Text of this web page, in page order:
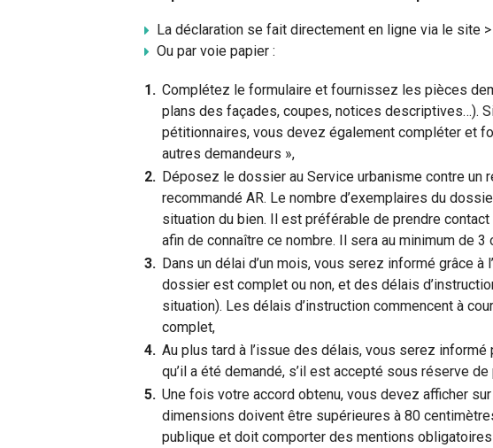
La déclaration se fait directement en ligne via le site >
Ou par voie papier :
Complétez le formulaire et fournissez les pièces
plans des façades, coupes, notices descriptives…).
pétitionnaires, vous devez également compléter et
autres demandeurs »,
Déposez le dossier au Service urbanisme contre un
recommandé AR. Le nombre d’exemplaires du
situation du bien. Il est préférable de prendre
afin de connaître ce nombre. Il sera au minimum de 3
Dans un délai d’un mois, vous serez informé grâce à
dossier est complet ou non, et des délais
situation). Les délais d’instruction commencent à
complet,
Au plus tard à l’issue des délais, vous serez
qu’il a été demandé, s’il est accepté sous réserve
Une fois votre accord obtenu, vous devez afficher
dimensions doivent être supérieures à 80
publique et doit comporter des mentions